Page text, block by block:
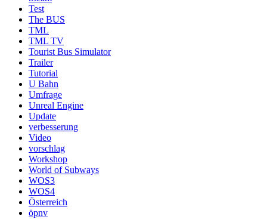
Test
The BUS
TML
TML TV
Tourist Bus Simulator
Trailer
Tutorial
U Bahn
Umfrage
Unreal Engine
Update
verbesserung
Video
vorschlag
Workshop
World of Subways
WOS3
WOS4
Österreich
öpnv